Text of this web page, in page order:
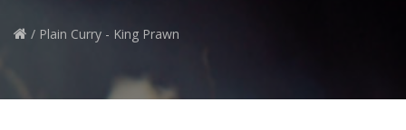
/ Plain Curry - King Prawn